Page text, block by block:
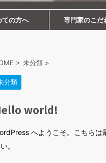
ての方へ 専門家のこだ
> 未分類 >
分類
world!
へようこそ。こちら
。